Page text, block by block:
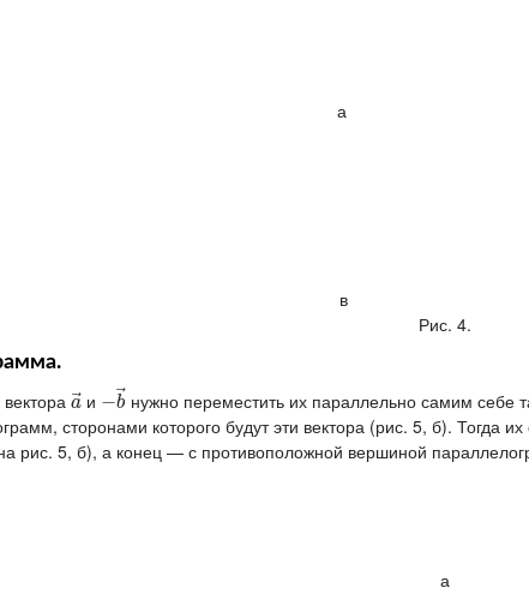
а
в
Рис. 4.
a⃗
a→
и −b
−b→нужно переместить их параллельно самим себе
сторонами которого будут эти вектора (рис. 5, б). Тогда
рис. 5, б), а конец — с противоположной вершиной
а